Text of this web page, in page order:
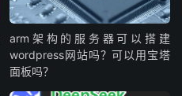
arm架构的服务器可以搭建
wordpress网站吗？可以用宝塔
面板吗？